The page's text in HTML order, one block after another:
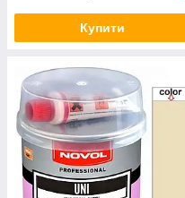
Купити